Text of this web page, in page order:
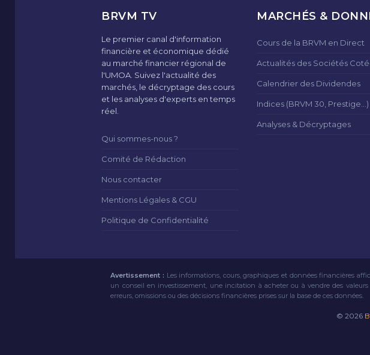
BRVM TV
Le premier canal d'information
financière et économique dédié
au marché financier régional de
l'UMOA. Suivez l'actualité des
marchés, le décryptage des cours
et les analyses d'experts en temps
réel.
Qui sommes-nous ?
Comité de Rédaction
Nous contacter
Mentions Légales & CGU
Politique de Confidentialité
MARCHÉS &
Cours de la BRVM en Direct
Actualités des Sociétés
Calendrier des Dividendes
Indices (BRVM 30, Prestige...)
Analyses & Décryptages
Avertissement : Les informations, cours, graphiques et données financières
un conseil en investissement, une incitation à acheter ou à vendre des
erreurs, omissions ou des décisions financières prises sur la base de ces données.
© 2026